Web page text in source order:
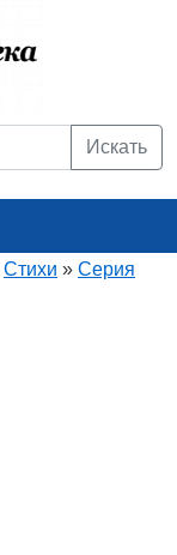
Искать
Стихи » Серия